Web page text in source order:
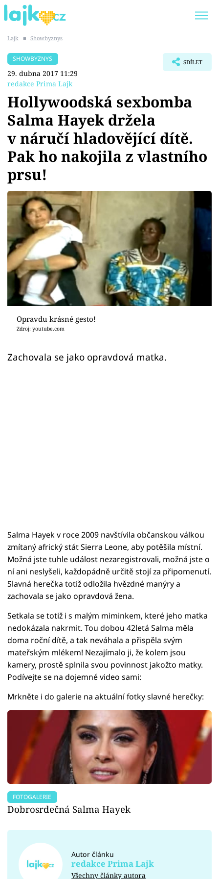
SHOPAHOLICADEL
Témata
Showbyznys
Youtubeři
Virály
Sex a vztahy
Videa
Sledujte prima+
Přihlášení
Lajk ■ Showbyznys
SHOWBYZNYS
29. dubna 2017 11:29
redakce Prima Lajk
SDÍLET
Hollywoodská sexbomba
Salma Hayek držela
v náručí hladovějící dítě.
Pak ho nakojila z vlastního
prsu!
Opravdu krásné gesto!
Zdroj: youtube.com
Zachovala se jako opravdová matka.
Salma Hayek v roce 2009 navštívila občanskou válkou
zmítaný africký stát Sierra Leone, aby potěšila místní.
Možná jste tuhle událost nezaregistrovali, možná jste o
ní ani neslyšeli, každopádně určitě stojí za připomenutí.
Slavná herečka totiž odložila hvězdné manýry a
zachovala se jako opravdová žena.
Setkala se totiž i s malým miminkem, které jeho matka
nedokázala nakrmit. Tou dobou 42letá Salma měla
doma roční dítě, a tak neváhala a přispěla svým
mateřským mlékem! Nezajímalo ji, že kolem jsou
kamery, prostě splnila svou povinnost jakožto matky.
Podívejte se na dojemné video sami:
Mrkněte i do galerie na aktuální fotky slavné herečky:
FOTOGALERIE
Dobrosrdečná Salma Hayek
Autor článku
redakce Prima Lajk
Všechny články autora